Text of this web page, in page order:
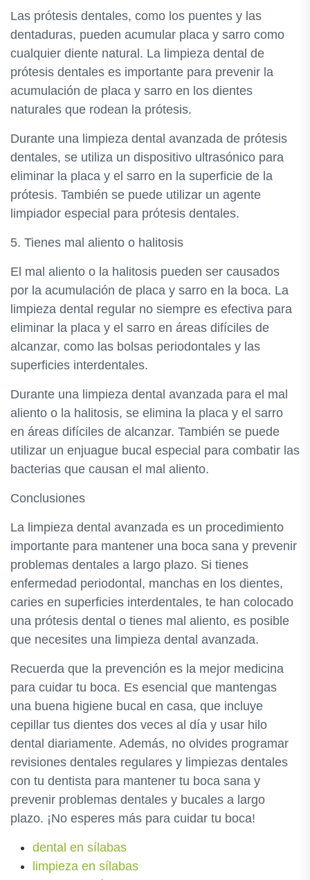
Las prótesis dentales, como los puentes y las
dentaduras, pueden acumular placa y sarro como
cualquier diente natural. La limpieza dental de
prótesis dentales es importante para prevenir la
acumulación de placa y sarro en los dientes
naturales que rodean la prótesis.
Durante una limpieza dental avanzada de prótesis
dentales, se utiliza un dispositivo ultrasónico para
eliminar la placa y el sarro en la superficie de la
prótesis. También se puede utilizar un agente
limpiador especial para prótesis dentales.
5. Tienes mal aliento o halitosis
El mal aliento o la halitosis pueden ser causados
por la acumulación de placa y sarro en la boca. La
limpieza dental regular no siempre es efectiva para
eliminar la placa y el sarro en áreas difíciles de
alcanzar, como las bolsas periodontales y las
superficies interdentales.
Durante una limpieza dental avanzada para el mal
aliento o la halitosis, se elimina la placa y el sarro
en áreas difíciles de alcanzar. También se puede
utilizar un enjuague bucal especial para combatir las
bacterias que causan el mal aliento.
Conclusiones
La limpieza dental avanzada es un procedimiento
importante para mantener una boca sana y prevenir
problemas dentales a largo plazo. Si tienes
enfermedad periodontal, manchas en los dientes,
caries en superficies interdentales, te han colocado
una prótesis dental o tienes mal aliento, es posible
que necesites una limpieza dental avanzada.
Recuerda que la prevención es la mejor medicina
para cuidar tu boca. Es esencial que mantengas
una buena higiene bucal en casa, que incluye
cepillar tus dientes dos veces al día y usar hilo
dental diariamente. Además, no olvides programar
revisiones dentales regulares y limpiezas dentales
con tu dentista para mantener tu boca sana y
prevenir problemas dentales y bucales a largo
plazo. ¡No esperes más para cuidar tu boca!
dental en sílabas
limpieza en sílabas